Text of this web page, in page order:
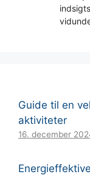
Guide til en
aktiviteter
16. december